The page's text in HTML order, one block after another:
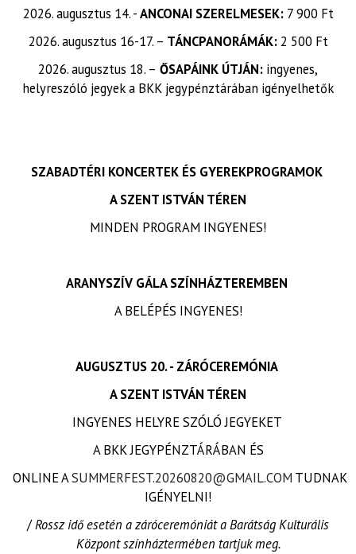
2026. augusztus 14. -ANCONAI SZERELMESEK: 7 900 Ft
2026. augusztus 16-17. – TÁNCPANORÁMÁK:2 500 Ft
2026. augusztus 18. – ŐSAPÁINK ÚTJÁN: ingyenes,
helyreszóló jegyek a BKK jegypénztárában igényelhetők
SZABADTÉRI KONCERTEK ÉS GYEREKPROGRAMOK
A SZENT ISTVÁN TÉREN
MINDEN PROGRAM INGYENES!
ARANYSZÍV GÁLA SZÍNHÁZTEREMBEN
A BELÉPÉS INGYENES!
AUGUSZTUS 20. - ZÁRÓCEREMÓNIA
A SZENT ISTVÁN TÉREN
INGYENES HELYRE SZÓLÓ JEGYEKET
A BKK JEGYPÉNZTÁRÁBAN ÉS
ONLINE ASUMMERFEST.20260820@GMAIL.COM TUDNAK
IGÉNYELNI!
/Rossz idő esetén a záróceremóniát a Barátság Kulturális
Központ színháztermében tartjuk meg.